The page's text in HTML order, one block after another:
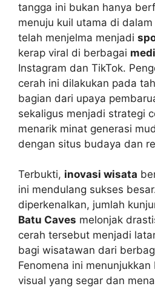
tangga ini bukan hanya
menuju kuil utama di
telah menjelma menjadi
kerap viral di berbagai
Instagram dan TikTok.
cerah ini dilakukan pada
bagian dari upaya
sekaligus menjadi strategi
menarik minat generasi
dengan situs budaya dan
Terbukti, inovasi wisata
ini mendulang sukses
diperkenalkan, jumlah
Batu Caves melonjak
cerah tersebut menjadi
bagi wisatawan dari
Fenomena ini
visual yang segar dan